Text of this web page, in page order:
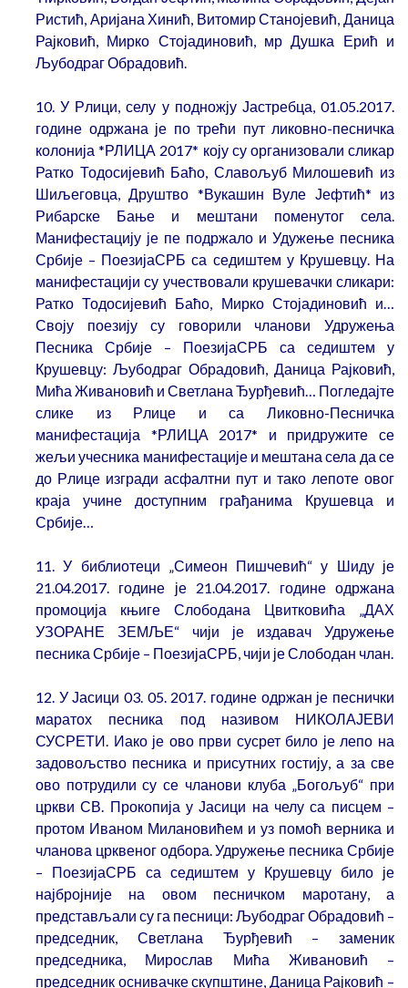
Ристић, Аријана Хинић, Витомир Станојевић, Даница
Рајковић, Мирко Стојадиновић, мр Душка Ерић и
Љубодраг Обрадовић.
10. У Рлици, селу у подножју Јастребца, 01.05.2017.
године одржана је по трећи пут ликовно-песничка
колонија *РЛИЦА 2017* коју су организовали сликар
Ратко Тодосијевић Баћо, Славољуб Милошевић из
Шиљеговца, Друштво *Вукашин Вуле Јефтић* из
Рибарске Бање и мештани поменутог села.
Манифестацију је пе подржало и Удужење песника
Србије – ПоезијаСРБ са седиштем у Крушевцу. На
манифестацији су учествовали крушевачки сликари:
Ратко Тодосијевић Баћо, Мирко Стојадиновић и…
Своју поезију су говорили чланови Удружења
Песника Србије – ПоезијаСРБ са седиштем у
Крушевцу: Љубодраг Обрадовић, Даница Рајковић,
Мића Живановић и Светлана Ђурђевић… Погледајте
слике из Рлице и са Ликовно-Песничка
манифестација *РЛИЦА 2017* и придружите се
жељи учесника манифестације и мештана села да се
до Рлице изгради асфалтни пут и тако лепоте овог
краја учине доступним грађанима Крушевца и
Србије…
11. У библиотеци „Симеон Пишчевић“ у Шиду је
21.04.2017. године је 21.04.2017. године одржана
промоција књиге Слободана Цвитковића „ДАХ
УЗОРАНЕ ЗЕМЉЕ“ чији је издавач Удружење
песника Србије – ПоезијаСРБ, чији је Слободан члан.
12. У Јасици 03. 05. 2017. године одржан је песнички
маратох песника под називом НИКОЛАЈЕВИ
СУСРЕТИ. Иако је ово први сусрет било је лепо на
задовољство песника и присутних гостију, а за све
ово потрудили су се чланови клуба „Богољуб“ при
цркви СВ. Прокопија у Јасици на челу са писцем –
протом Иваном Милановићем и уз помоћ верника и
чланова црквеног одбора. Удружење песника Србије
– ПоезијаСРБ са седиштем у Крушевцу било је
најбројније на овом песничком маротану, а
представљали су га песници: Љубодраг Обрадовић –
председник, Светлана Ђурђевић – заменик
председника, Мирослав Мића Живановић –
председник оснивачке скупштине, Даница Рајковић –